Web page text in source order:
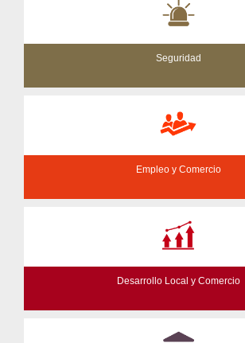
Seguridad
Empleo y Comercio
Desarrollo Local y Comercio